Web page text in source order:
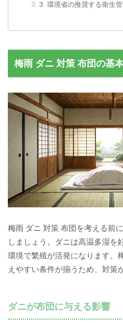
3. 環境省の推奨する衛生
梅雨 ダニ 対策 布団の基
梅雨 ダニ 対策 布団を考える前
しましょう。ダニは高温多湿を
環境で繁殖が活発になります。
えやすい条件が揃うため、対策
ダニが布団に与える影響